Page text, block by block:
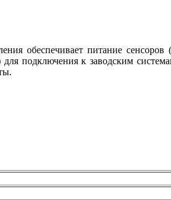
обеспечивает питание
подключения к заводским